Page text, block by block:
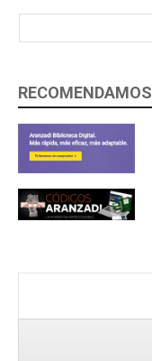
RECOMENDAMOS